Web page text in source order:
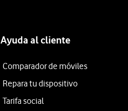
Ayuda al cliente
Comparador de móviles
Repara tu dispositivo
Tarifa social